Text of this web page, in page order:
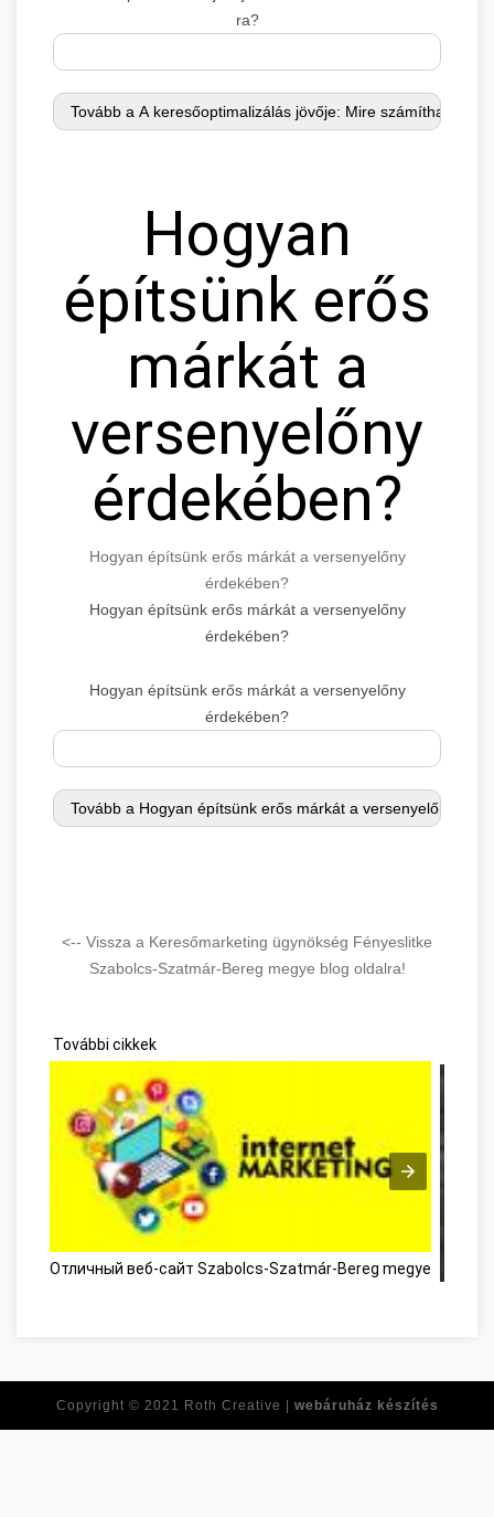
ra?
Hogyan
építsünk erős
márkát a
versenyelőny
érdekében?
Hogyan építsünk erős márkát a versenyelőny
érdekében?
Hogyan építsünk erős márkát a versenyelőny
érdekében?
Hogyan építsünk erős márkát a versenyelőny
érdekében?
<-- Vissza a Keresőmarketing ügynökség Fényeslitke
Szabolcs-Szatmár-Bereg megye blog oldalra!
További cikkek
Отличный веб-сайт Szabolcs-Szatmár-Bereg megye
Copyright © 2021 Roth Creative | webáruház készítés